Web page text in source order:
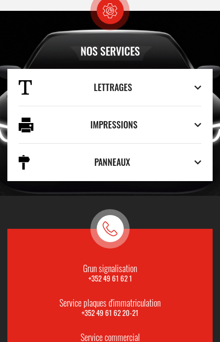
NOS SERVICES
LETTRAGES
IMPRESSIONS
PANNEAUX
Grun signalisation
+352 49 61 62 1
Service plaques d'immatriculation
+352 49 61 62 20-21
Service commercial